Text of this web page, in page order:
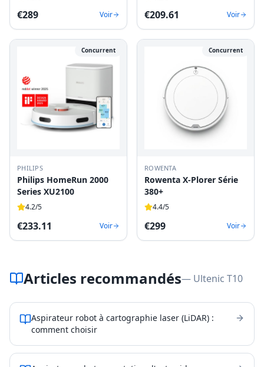
€289 Voir €209.61 Voir
Concurrent
PHILIPS
Philips HomeRun 2000
Series XU2100
4.2/5
€233.11 Voir
Concurrent
ROWENTA
Rowenta X-Plorer Série
380+
4.4/5
€299 Voir
Articles recommandés— Ultenic T10
Aspirateur robot à cartographie laser (LiDAR) :
comment choisir